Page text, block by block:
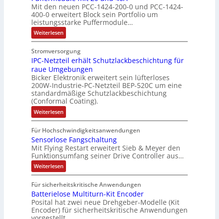
m
e
,
g
p
r
ä
g
t
d
u
r
c
h
d
a
s
A
u
s
a
m
V
o
r
s
a
n
d
d
e
s
V
D
M
A
E
l
e
t
r
i
s
e
b
e
s
ä
t
i
g
e
n
J
a
h
r
s
z
i
e
l
e
t
i
n
g
e
i
t
e
r
b
i
S
P
N
t
u
r
e
h
l
e
n
4
,
3
M
i
l
l
i
o
e
n
A
r
b
e
i
t
A
b
o
u
t
A
u
t
o
m
a
t
i
o
e
x
a
n
d
i
e
Mit den neuen PCC-1424-200-0 und PCC-1424-
400-0 erweitert Block sein Portfolio um
leistungsstarke Puffermodule…
Weiterlesen:
P
f
f
e
r
m
o
d
u
l
e
m
i
t
2
u
n
d
4
0
Stromversorgung
IPC-Netzteil erhält Schutzlackbeschichtung für
raue Umgebungen
Bicker Elektronik erweitert sein lüfterloses
200W-Industrie-PC-Netzteil BEP-520C um eine
standardmäßige Schutzlackbeschichtung
(Conformal Coating).
Weiterlesen:
I
C
-
N
e
t
z
t
i
l
e
r
h
Für Hochschwindigkeitsanwendungen
Sensorlose Fangschaltung
Mit Flying Restart erweitert Sieb & Meyer den
Funktionsumfang seiner Drive Controller aus…
Weiterlesen:
S
n
s
o
r
l
Für sicherheitskritische Anwendungen
Batterielose Multiturn-Kit Encoder
Posital hat zwei neue Drehgeber-Modelle (Kit
Encoder) für sicherheitskritische Anwendungen